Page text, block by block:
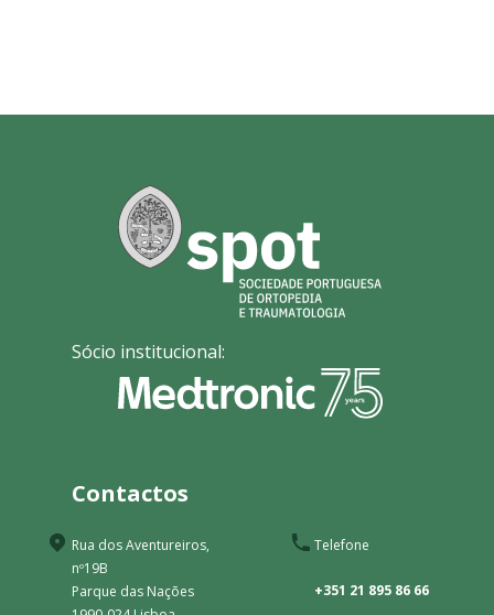
Sócio institucional:
Contactos
Rua dos Aventureiros,
nº19B
Parque das Nações
Telefone
+351 21 895 86 66